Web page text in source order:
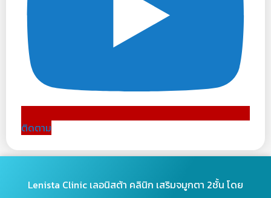
ติดตาม
Lenista Clinic เลอนิสต้า คลินิก เสริมจมูกตา 2ชั้น โดย